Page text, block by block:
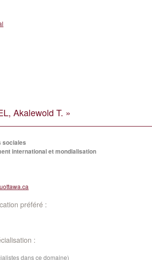
Akalewold T. »
sociales
international et mondialisation
préféré :
:
dans ce domaine)